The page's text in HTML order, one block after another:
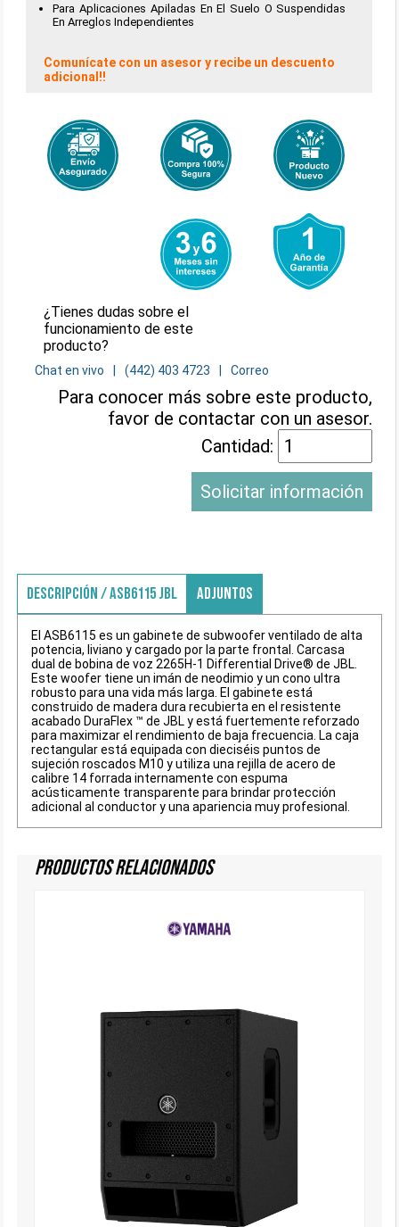
Para Aplicaciones Apiladas En El Suelo O Suspendidas
En Arreglos Independientes
Comunícate con un asesor y recibe un descuento
adicional!!
¿Tienes dudas sobre el
funcionamiento de este
producto?
Chat en vivo (442) 403 4723 Correo
Para conocer más sobre este producto,
favor de contactar con un asesor.
Cantidad:
Solicitar información
DESCRIPCIÓN / ASB6115 JBL ADJUNTOS
El ASB6115 es un gabinete de subwoofer ventilado de alta
potencia, liviano y cargado por la parte frontal. Carcasa
dual de bobina de voz 2265H-1 Differential Drive® de JBL.
Este woofer tiene un imán de neodimio y un cono ultra
robusto para una vida más larga. El gabinete está
construido de madera dura recubierta en el resistente
acabado DuraFlex ™ de JBL y está fuertemente reforzado
para maximizar el rendimiento de baja frecuencia. La caja
rectangular está equipada con dieciséis puntos de
sujeción roscados M10 y utiliza una rejilla de acero de
calibre 14 forrada internamente con espuma
acústicamente transparente para brindar protección
adicional al conductor y una apariencia muy profesional.
Productos Relacionados